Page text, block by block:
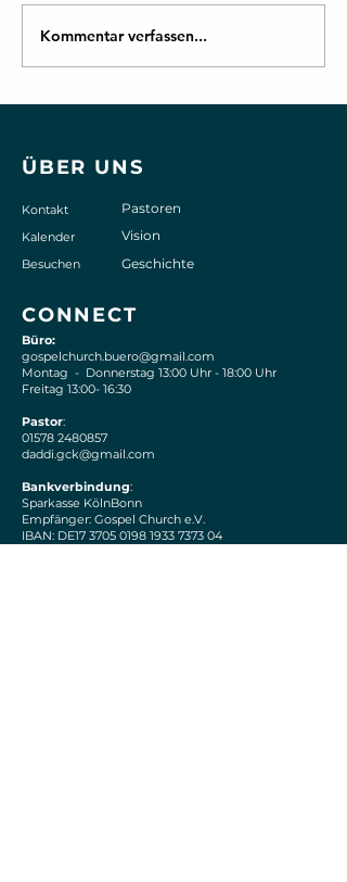
Der Gottesdienst vom
28/04/2019 ist online
Kommentar verfassen...
ÜBER UNS
Kontakt Pastoren
Kalender Vision
Besuchen Geschichte
Büro:
gospelchurch.buero@gmail.com
Montag - Donnerstag 13:00 Uhr - 18:00 Uhr
Freitag 13:00- 16:30
Pastor:
01578 2480857
daddi.gck@gmail.com
Bankverbindung:
Sparkasse KölnBonn
Empfänger: Gospel Church e.V.
IBAN: DE17 3705 0198 1933 7373 04
CONNECT